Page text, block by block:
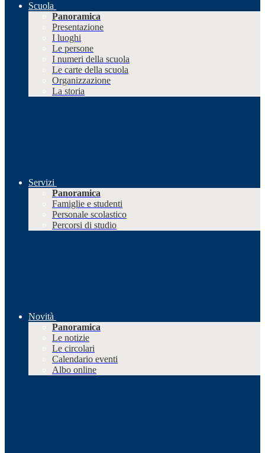
Scuola
Panoramica
Presentazione
I luoghi
Le persone
I numeri della scuola
Le carte della scuola
Organizzazione
La storia
Servizi
Panoramica
Famiglie e studenti
Personale scolastico
Percorsi di studio
Novità
Panoramica
Le notizie
Le circolari
Calendario eventi
Albo online